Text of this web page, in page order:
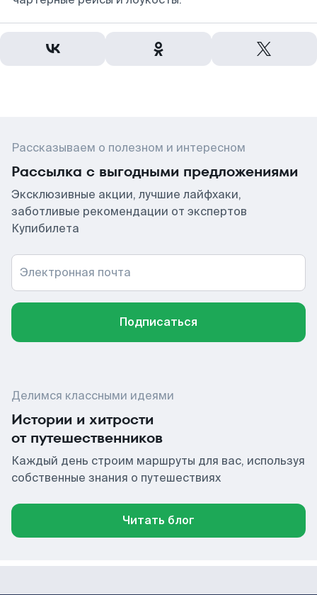
Рассказываем о полезном и интересном
Рассылка с выгодными предложениями
Эксклюзивные акции, лучшие лайфхаки,
заботливые рекомендации от экспертов
Купибилета
Электронная почта
Подписаться
Делимся классными идеями
Истории и хитрости
от путешественников
Каждый день строим маршруты для вас, используя
собственные знания о путешествиях
Читать блог